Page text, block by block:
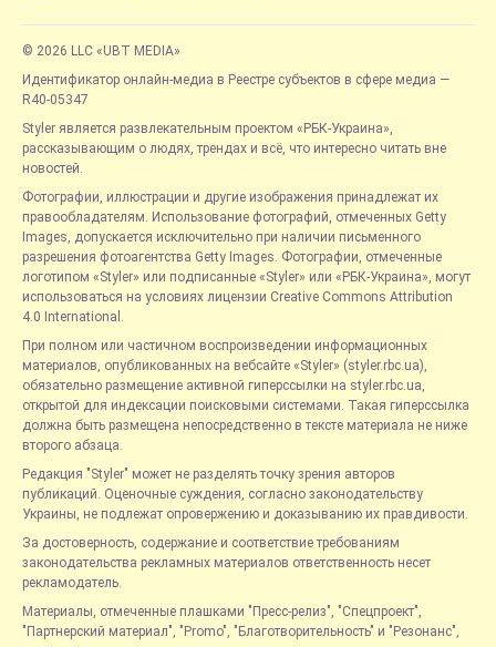
© 2026 LLC «UBT MEDIA»
Идентификатор онлайн-медиа в Реестре субъектов в сфере медиа —
R40-05347
Styler является развлекательным проектом «РБК-Украина»,
рассказывающим о людях, трендах и всё, что интересно читать вне
новостей.
Фотографии, иллюстрации и другие изображения принадлежат их
правообладателям. Использование фотографий, отмеченных Getty
Images, допускается исключительно при наличии письменного
разрешения фотоагентства Getty Images. Фотографии, отмеченные
логотипом «Styler» или подписанные «Styler» или «РБК-Украина», могут
использоваться на условиях лицензии Creative Commons Attribution
4.0 International.
При полном или частичном воспроизведении информационных
материалов, опубликованных на вебсайте «Styler» (styler.rbc.ua),
обязательно размещение активной гиперссылки на styler.rbc.ua,
открытой для индексации поисковыми системами. Такая гиперссылка
должна быть размещена непосредственно в тексте материала не ниже
второго абзаца.
Редакция "Styler" может не разделять точку зрения авторов
публикаций. Оценочные суждения, согласно законодательству
Украины, не подлежат опровержению и доказыванию их правдивости.
За достоверность, содержание и соответствие требованиям
законодательства рекламных материалов ответственность несет
рекламодатель.
Материалы, отмеченные плашками "Пресс-релиз", "Спецпроект",
"Партнерский материал", "Promo", "Благотворительность" и "Резонанс",